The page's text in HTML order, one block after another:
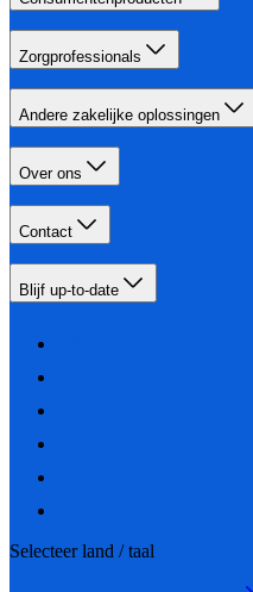
Zorgprofessionals
Andere zakelijke oplossingen
Over ons
Contact
Blijf up-to-date
Selecteer land / taal